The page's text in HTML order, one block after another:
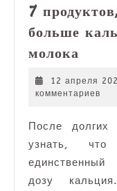
7
больше
молока
чем
12 апреля
комментариев
После
узнать,
дозу